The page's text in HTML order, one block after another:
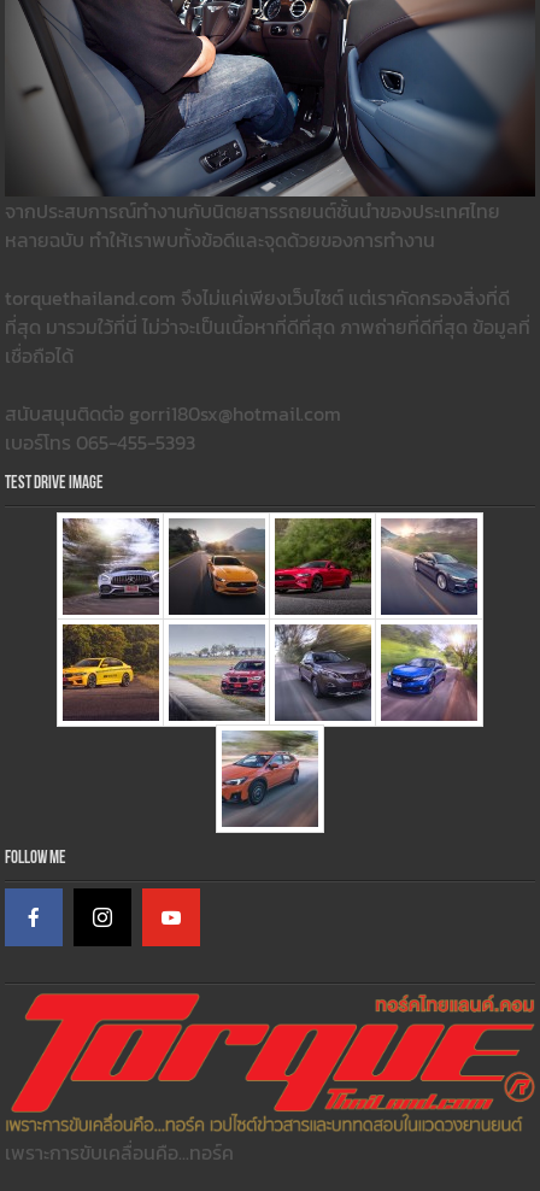
จากประสบการณ์ทำงานกับนิตยสารรถยนต์ชั้นนำของประเทศไทย
หลายฉบับ ทำให้เราพบทั้งข้อดีและจุดด้วยของการทำงาน
torquethailand.com จึงไม่แค่เพียงเว็บไซต์ แต่เราคัดกรองสิ่งที่ดี
ที่สุด มารวมใว้ที่นี่ ไม่ว่าจะเป็นเนื้อหาที่ดีที่สุด ภาพถ่ายที่ดีที่สุด ข้อมูลที่
เชื่อถือได้
สนับสนุนติดต่อ gorri180sx@hotmail.com
เบอร์โทร 065-455-5393
Test Drive Image
Follow Me
เพราะการขับเคลื่อนคือ...ทอร์ค